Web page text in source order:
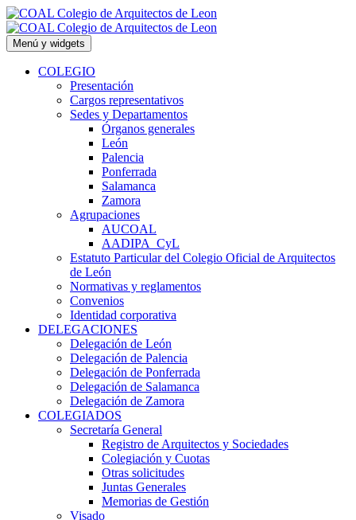
Saltar
al
contenido
Menú y widgets
COLEGIO
Presentación
Cargos representativos
Sedes y Departamentos
Órganos generales
León
Palencia
Ponferrada
Salamanca
Zamora
Agrupaciones
AUCOAL
AADIPA_CyL
Estatuto Particular del Colegio Oficial de Arquitectos
de León
Normativas y reglamentos
Convenios
Identidad corporativa
DELEGACIONES
Delegación de León
Delegación de Palencia
Delegación de Ponferrada
Delegación de Salamanca
Delegación de Zamora
COLEGIADOS
Secretaría General
Registro de Arquitectos y Sociedades
Colegiación y Cuotas
Otras solicitudes
Juntas Generales
Memorias de Gestión
Visado